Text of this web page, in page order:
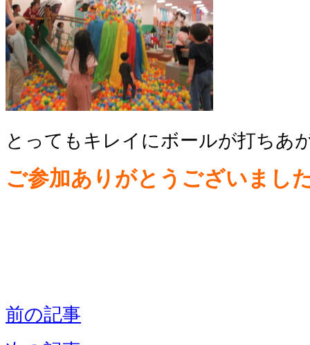
とってもキレイにボールが打ちあ
ご参加ありがとうございまし
前の記事